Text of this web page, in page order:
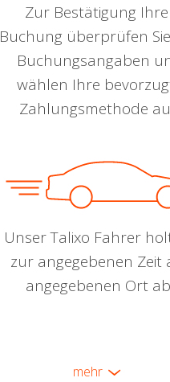
Zur Bestätigung
Buchung überprüfen
Buchungsangaben
wählen Ihre
Zahlungsmethode
Unser Talixo Fahrer
zur angegebenen Zeit
angegebenen Ort
mehr